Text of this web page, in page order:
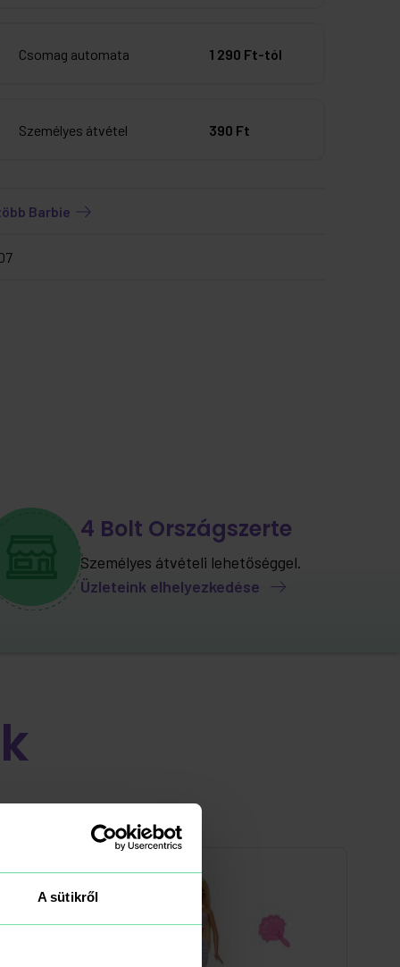
A sütikről
Csomag automata 1 290 Ft-tól
Személyes átvétel 390 Ft
Barbie
4 Bolt Országszerte
Személyes átvételi lehetőséggel.
Üzleteink elhelyezkedése